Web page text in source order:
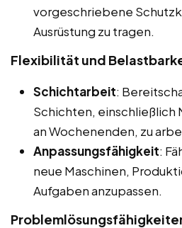
vorgeschriebene
Ausrüstung zu tragen.
Flexibilität und
Schichtarbeit:
Schichten, einschließlich
an Wochenenden, zu
Anpassungsfähigkeit:
neue Maschinen,
Aufgaben anzupassen.